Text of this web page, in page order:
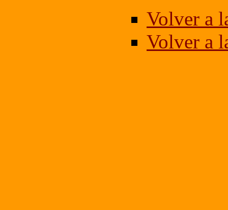
Volver a
Volver a